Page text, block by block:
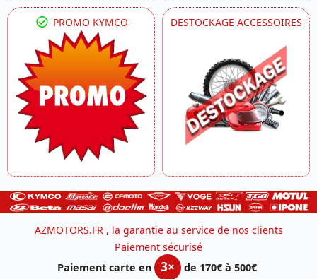
PROMO KYMCO DESTOCKAGE ACCESSOIRES
AZMOTORS.FR , la garantie au service de nos clients
Paiement sécurisé
Paiement carte en
3×
de 170€ à 500€